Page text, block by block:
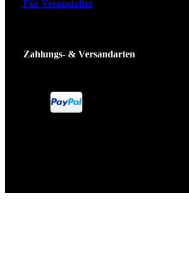
Für Veranstalter
Zahlungs- & Versandarten